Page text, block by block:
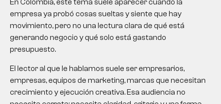
En Colombia, este tema suele aparecer cuando la
empresa ya probó cosas sueltas y siente que hay
movimiento, pero no una lectura clara de qué está
generando negocio y qué solo está gastando
presupuesto.
El lector al que le hablamos suele ser empresarios,
empresas, equipos de marketing, marcas que necesitan
crecimiento y ejecución creativa. Esa audiencia no